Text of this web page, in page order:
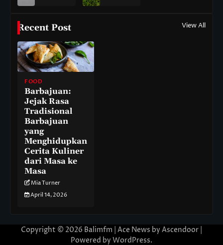
Recent Post View All
FOOD
Barbajuan:
Jejak Rasa
Tradisional
Barbajuan
yang
Menghidupkan
Cerita Kuliner
dari Masa ke
Masa
Mia Turner
April 14, 2026
Copyright © 2026 Balimfm | Ace News by Ascendoor
Powered by WordPress.